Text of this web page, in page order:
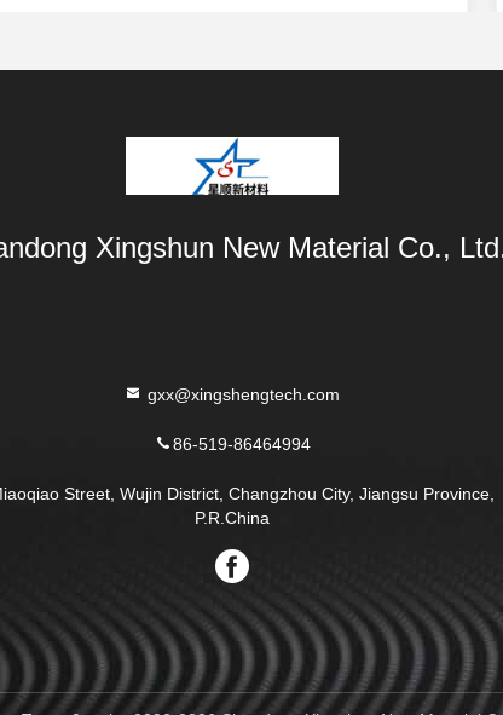
Xingshun New Material Co.,
gxx@xingshengtech.com
86-519-86464994
Street, Wujin District, Changzhou City, Jiangsu Province,
P.R.China